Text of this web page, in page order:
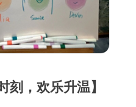
刻，欢乐升温】